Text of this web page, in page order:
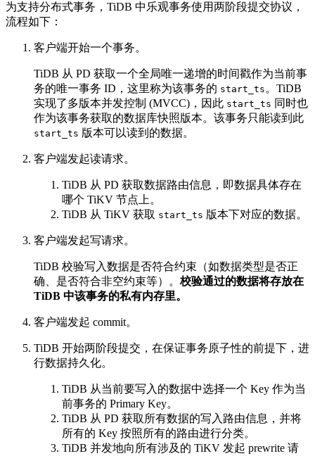
为支持分布式事务，TiDB 中乐观事务使用两阶段提交协议，
流程如下：
客户端开始一个事务。
TiDB 从 PD 获取一个全局唯一递增的时间戳作为当前事
务的唯一事务 ID，这里称为该事务的 start_ts 。TiDB
实现了多版本并发控制 (MVCC)，因此 start_ts 同时也
作为该事务获取的数据库快照版本。该事务只能读到此
start_ts 版本可以读到的数据。
客户端发起读请求。
TiDB 从 PD 获取数据路由信息，即数据具体存在
哪个 TiKV 节点上。
TiDB 从 TiKV 获取 start_ts 版本下对应的数据。
客户端发起写请求。
TiDB 校验写入数据是否符合约束（如数据类型是否正
确、是否符合非空约束等）。 校验通过的数据将存放在
TiDB 中该事务的私有内存里。
客户端发起 commit。
TiDB 开始两阶段提交，在保证事务原子性的前提下，进
行数据持久化。
TiDB 从当前要写入的数据中选择一个 Key 作为当
前事务的 Primary Key。
TiDB 从 PD 获取所有数据的写入路由信息，并将
所有的 Key 按照所有的路由进行分类。
TiDB 并发地向所有涉及的 TiKV 发起 prewrite 请